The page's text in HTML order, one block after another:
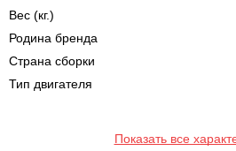
Вес (кг.)
Родина бренда
Страна сборки
Тип двигателя
Показать все